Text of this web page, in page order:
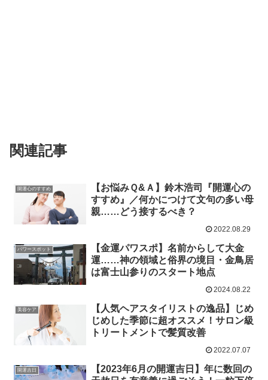
関連記事
開運心のすすめ
【お悩みＱ&Ａ】鈴木浩司『開運心の
すすめ』／何かにつけて文句の多い母
親……どう接するべき？
2022.08.29
パワースポット
【金運パワスポ】名前からして大金
運……神の領域と俗界の境目・金鳥居
は富士山参りのスタート地点
2024.08.22
美容ケア
【人気ヘアスタイリストの逸品】じめ
じめした季節に超オススメ！サロン級
トリートメントで髪質改善
2022.07.07
開運吉日
【2023年6月の開運吉日】年に数回の